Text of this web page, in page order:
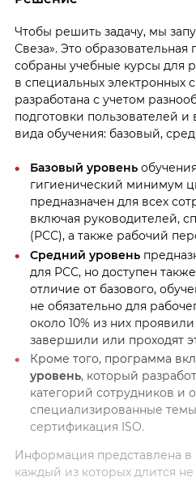
Чтобы решить задачу, мы
Свеза». Это
собраны учебные курсы для
в специальных электронных
разработана с учетом
подготовки пользователей
вида обучения: базовый,
Базовый уровень
гигиенический минимум
предназначен для всех
включая руководителей,
(РСС), а также рабочий
Средний уровень
для РСС, но доступен
отличие от базового,
не обязательно для
около 10% из них
завершили или проходят
Кроме того, программа
уровень, который
категорий сотрудников и
специализированные
сертификация ISO.
Информация представлена
каждый из которых длится не